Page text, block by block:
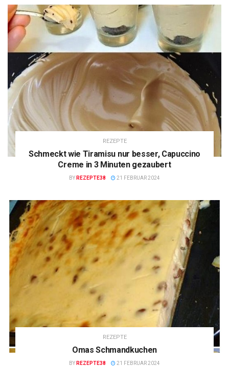
REZEPTE
Schmeckt wie Tiramisu nur besser, Capuccino
Creme in 3 Minuten gezaubert
BY REZEPTE38 21 FEBRUAR 2024
REZEPTE
Omas Schmandkuchen
BY REZEPTE38 21 FEBRUAR 2024